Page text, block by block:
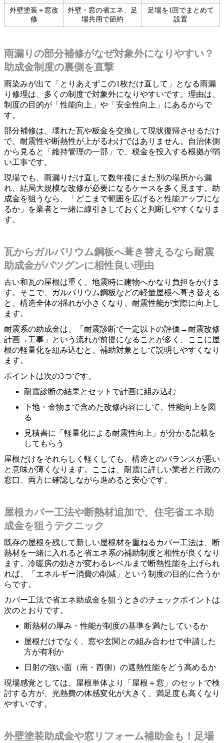
外壁塗装＋窓改
修
外壁・窓の省エネ、足
場共用で節約
足場を1回でまとめて
設置
雨漏りの部分補修がなぜ対象外になりやすい？
助成金制度の裏側を直撃
雨染みが出て「とりあえずこの1枚だけ直して」となる雨漏
り修理は、多くの制度で対象外になりやすいです。理由は、
制度の目的が「性能向上」や「安全性向上」にあるからで
す。
部分補修は、壊れた瓦や板金を交換して現状復帰させるだけ
で、耐震性や断熱性が上がるわけではありません。自治体側
から見ると「維持管理の一部」で、税金を投入する根拠が弱
い工事です。
現場でも、雨漏りだけ直して数年後にまた別の場所から漏
れ、結局大規模な改修が必要になるケースを多く見ます。助
成金を狙うなら、「どこまで範囲を広げると性能アップにな
るか」を業者と一緒に線引きしておくと判断しやすくなりま
す。
瓦からガルバリウム鋼板へ葺き替えるなら耐震
助成金がバツグンに相性良い理由
古い和瓦の屋根は重く、地震時に建物へかなり負担をかけま
す。そこで、ガルバリウム鋼板などの軽量屋根へ葺き替える
と、構造全体の揺れが小さくなり、耐震性能が実際に向上し
ます。
耐震系の助成金は、「耐震診断で一定以下の評価→耐震改修
計画→工事」という流れが前提になることが多く、ここに屋
根の軽量化を組み込むと、補助対象として説明しやすくなり
ます。
ポイントは次の3つです。
耐震診断の結果とセットで計画に組み込む
下地・金物まで含めた改修内容にして、性能向上を図
る
見積書に「軽量化による耐震性向上」が分かる記載を
してもらう
屋根だけをそれらしく軽くしても、構造とのバランスが悪い
と意味が薄くなります。ここは、耐震に詳しい業者と行政の
窓口、両方に確認しながら進めると安心です。
屋根カバー工法や断熱材追加で、住宅省エネ助
成金を狙うテクニック
既存の屋根を残して新しい屋根材を重ねるカバー工法は、断
熱材を一緒に入れると省エネ系の補助制度と相性が良くなり
ます。冷暖房の効きが変わるレベルまで断熱性能を上げられ
れば、「エネルギー消費の削減」という制度の目的に合うか
らです。
カバー工法で省エネ助成金を狙うときのチェックポイントは
次のとおりです。
断熱材の厚み・性能が制度の基準を満たしているか
屋根だけでなく、窓や玄関との組み合わせで申請した
方が有利か
日射の強い面（南・西側）の遮熱性能をどう高めるか
現場感覚としては、屋根単体より「屋根＋窓」のセットで検
討する方が、光熱費の体感変化が大きく、満足度も高くなり
やすいです。
外壁塗装助成金や窓リフォーム補助金も！足場